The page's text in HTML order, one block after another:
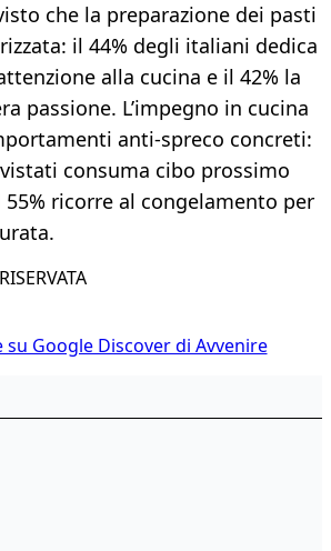
che la preparazione dei pasti
il 44% degli italiani dedica
alla cucina e il 42% la
passione. L’impegno in cucina
anti-spreco concreti:
consuma cibo prossimo
55% ricorre al congelamento per
su Google Discover di Avvenire